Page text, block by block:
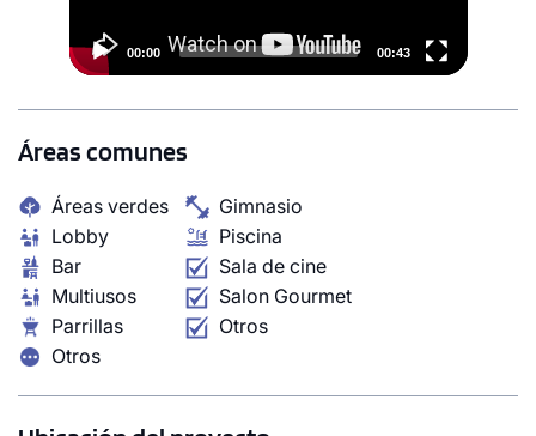
00:00 00:43
Áreas comunes
Áreas verdes
Gimnasio
Lobby
Piscina
Bar
Sala de cine
Multiusos
Salon Gourmet
Parrillas
Otros
Otros